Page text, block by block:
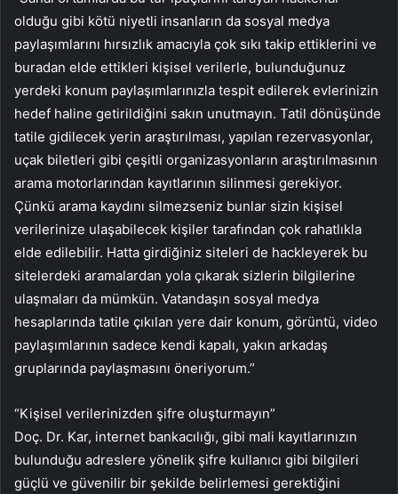
olduğu gibi kötü niyetli insanların da sosyal medya
paylaşımlarını hırsızlık amacıyla çok sıkı takip ettiklerini ve
buradan elde ettikleri kişisel verilerle, bulunduğunuz
yerdeki konum paylaşımlarınızla tespit edilerek evlerinizin
hedef haline getirildiğini sakın unutmayın. Tatil dönüşünde
tatile gidilecek yerin araştırılması, yapılan rezervasyonlar,
uçak biletleri gibi çeşitli organizasyonların araştırılmasının
arama motorlarından kayıtlarının silinmesi gerekiyor.
Çünkü arama kaydını silmezseniz bunlar sizin kişisel
verilerinize ulaşabilecek kişiler tarafından çok rahatlıkla
elde edilebilir. Hatta girdiğiniz siteleri de hackleyerek bu
sitelerdeki aramalardan yola çıkarak sizlerin bilgilerine
ulaşmaları da mümkün. Vatandaşın sosyal medya
hesaplarında tatile çıkılan yere dair konum, görüntü, video
paylaşımlarının sadece kendi kapalı, yakın arkadaş
gruplarında paylaşmasını öneriyorum.”
“Kişisel verilerinizden şifre oluşturmayın”
Doç. Dr. Kar, internet bankacılığı, gibi mali kayıtlarınızın
bulunduğu adreslere yönelik şifre kullanıcı gibi bilgileri
güçlü ve güvenilir bir şekilde belirlemesi gerektiğini